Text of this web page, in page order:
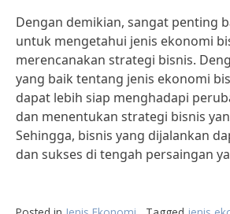
Dengan demikian, sangat penting
untuk mengetahui jenis ekonomi
merencanakan strategi bisnis.
yang baik tentang jenis ekonomi
dapat lebih siap menghadapi
dan menentukan strategi bisnis
Sehingga, bisnis yang dijalankan
dan sukses di tengah persaingan